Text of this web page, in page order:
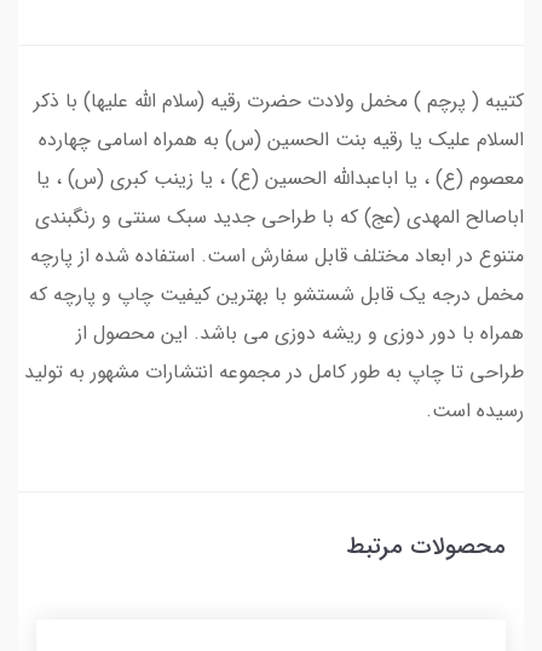
کتیبه ( پرچم ) مخمل ولادت حضرت رقیه (سلام‌ الله‌ علیها) با ذکر
السلام علیک یا رقیه بنت الحسین (س) به همراه اسامی چهارده
معصوم (ع) ، یا اباعبدالله الحسین (ع) ، یا زینب کبری (س) ، یا
اباصالح المهدی (عج) که با طراحی جدید سبک سنتی و رنگبندی
متنوع در ابعاد مختلف قابل سفارش است. استفاده شده از پارچه
مخمل درجه یک قابل شستشو با بهترین کیفیت چاپ و پارچه که
همراه با دور دوزی و ریشه دوزی می باشد. این محصول از
طراحی تا چاپ به طور کامل در مجموعه انتشارات مشهور به تولید
رسیده است.
محصولات مرتبط